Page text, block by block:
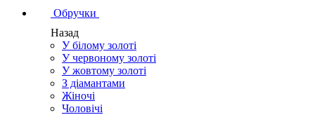
Обручки
Назад
У білому золоті
У червоному золоті
У жовтому золоті
З діамантами
Жіночі
Чоловічі